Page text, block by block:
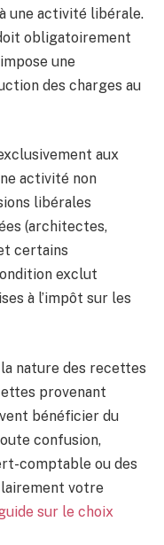
une activité libérale.
obligatoirement
une
des charges au
aux
activité non
libérales
(architectes,
certains
exclut
à l’impôt sur les
nature des recettes
provenant
bénéficier du
confusion,
comptable ou des
votre
sur le choix